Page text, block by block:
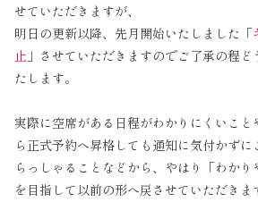
せていただきますが、
明日の更新以降、先月開始いたしました「
止 」させていただきますのでご了承の程
たします。
実際に空席がある日程がわかりにくいこと
ら正式予約へ昇格しても通知に気付かず
らっしゃることなどから、やはり「わかり
を目指して以前の形へ戻させていただきま